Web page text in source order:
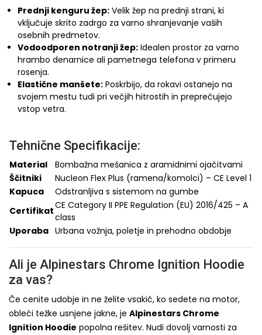
Prednji kenguru žep: Velik žep na prednji strani, ki
vključuje skrito zadrgo za varno shranjevanje vaših
osebnih predmetov.
Vodoodporen notranji žep: Idealen prostor za varno
hrambo denarnice ali pametnega telefona v primeru
rosenja.
Elastične manšete: Poskrbijo, da rokavi ostanejo na
svojem mestu tudi pri večjih hitrostih in preprečujejo
vstop vetra.
Tehnične Specifikacije:
Material
Bombažna mešanica z aramidnimi ojačitvami
Ščitniki
Nucleon Flex Plus (ramena/komolci) – CE Level 1
Kapuca
Odstranljiva s sistemom na gumbe
CertifikatCE Category II PPE Regulation (EU) 2016/425 – A
class
Uporaba Urbana vožnja, poletje in prehodno obdobje
Ali je Alpinestars Chrome Ignition Hoodie
za vas?
Če cenite udobje in ne želite vsakič, ko sedete na motor,
obleči težke usnjene jakne, je Alpinestars Chrome
Ignition Hoodie popolna rešitev. Nudi dovolj varnosti za